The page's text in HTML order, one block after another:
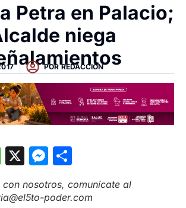
Petra en Palacio;
niega
PORREDACCION
WhatsApp
X Messenger
con nosotros, comunícate al
poder.com